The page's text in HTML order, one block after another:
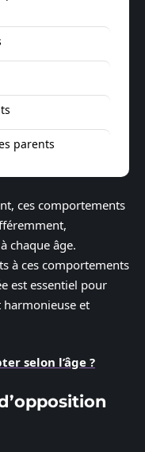
parents
ces comportements
chaque âge.
à ces comportements
est essentiel pour
et
selon l’âge ?